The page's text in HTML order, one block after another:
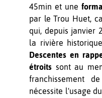
45min et une
par le Trou Huet,
qui, depuis janvier
la rivière
Descentes en
étroits sont au
franchissement
nécessite l'usage